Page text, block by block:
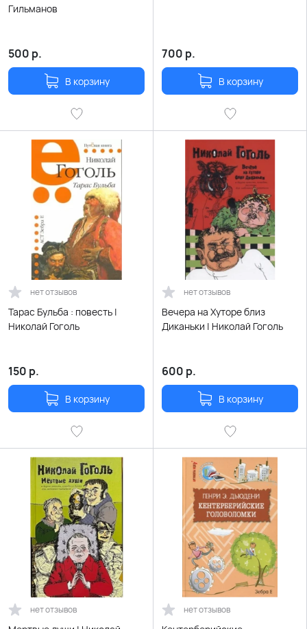
Гильманов
500 р.
В корзину
700 р.
В корзину
нет отзывов
Тарас Бульба : повесть |
Николай Гоголь
150 р.
В корзину
нет отзывов
Вечера на Хуторе близ
Диканьки | Николай Гоголь
600 р.
В корзину
нет отзывов нет отзывов